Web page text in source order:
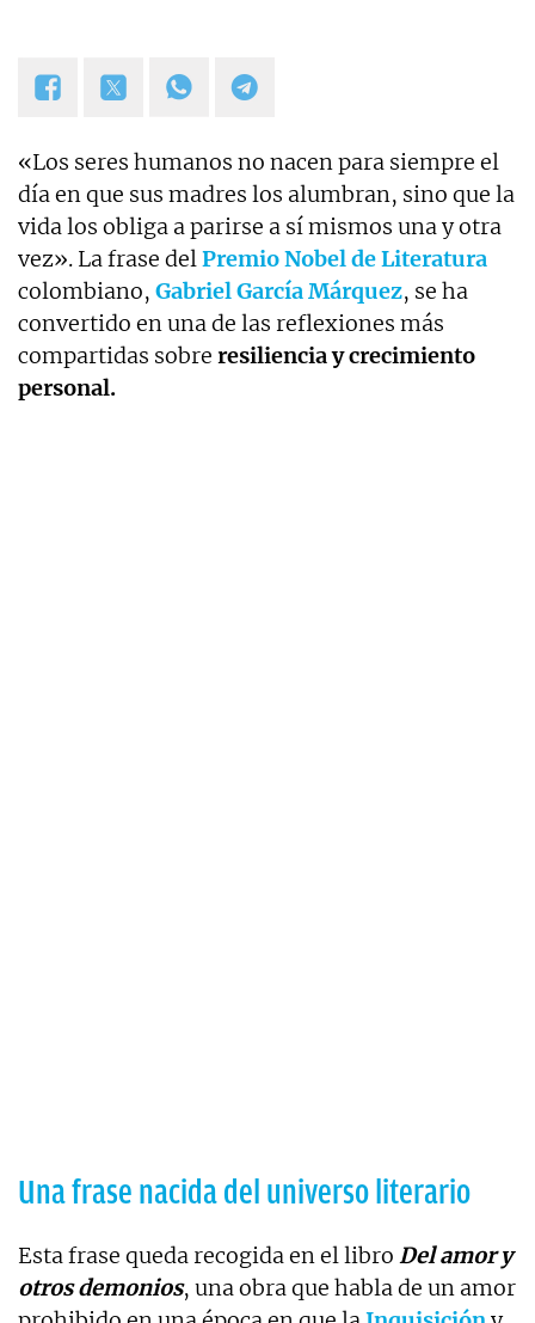
«Los seres humanos no nacen para siempre el
día en que sus madres los alumbran, sino que la
vida los obliga a parirse a sí mismos una y otra
vez». La frase delPremio Nobel de Literatura
colombiano, Gabriel García Márquez, se ha
convertido en una de las reflexiones más
compartidas sobre resiliencia y crecimiento
personal.
Una frase nacida del universo literario
Esta frase queda recogida en el libro Del amor y
otros demonios, una obra que habla de un amor